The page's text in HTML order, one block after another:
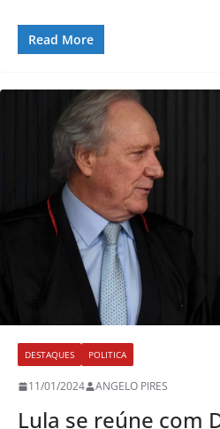
Read More
DESTAQUES POLITICA
11/01/2024 ANGELO PIRES
Lula se reúne com